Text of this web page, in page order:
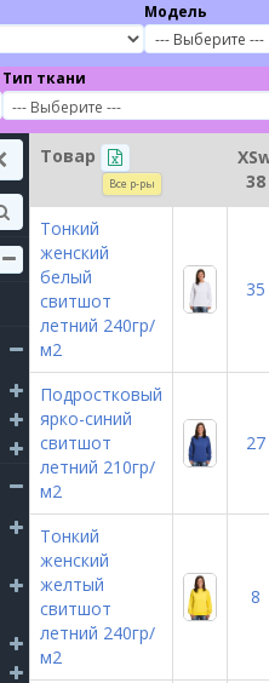
Модель
--- Выберите ---
Тип ткани
Товар
Все р-ры
38
Тонкий
женский
белый
свитшот
летний 240гр/
м2
35
Подростковый
ярко-синий
свитшот
летний 210гр/
м2
27
Тонкий
женский
желтый
свитшот
летний 240гр/
м2
8